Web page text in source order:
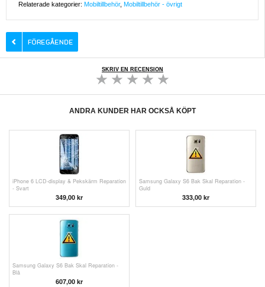
Relaterade kategorier: Mobiltillbehör, Mobiltillbehör - övrigt
SKRIV EN RECENSION
ANDRA KUNDER HAR OCKSÅ KÖPT
iPhone 6 LCD-display & Pekskärm Reparation
- Svart
349,00 kr
Samsung Galaxy S6 Bak Skal Reparation -
Guld
333,00 kr
Samsung Galaxy S6 Bak Skal Reparation -
Blå
607,00 kr